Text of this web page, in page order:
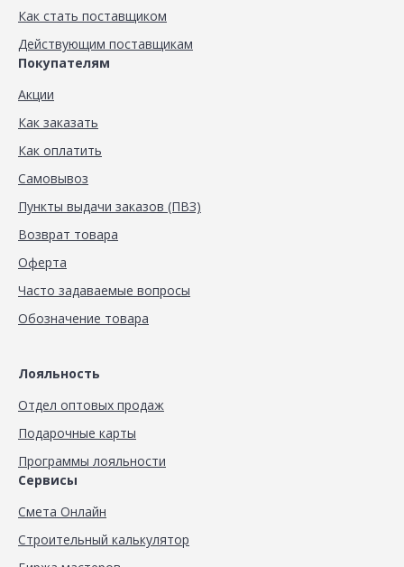
Как стать поставщиком
Действующим поставщикам
Покупателям
Акции
Как заказать
Как оплатить
Самовывоз
Пункты выдачи заказов (ПВЗ)
Возврат товара
Оферта
Часто задаваемые вопросы
Обозначение товара
Лояльность
Отдел оптовых продаж
Подарочные карты
Программы лояльности
Сервисы
Смета Онлайн
Строительный калькулятор